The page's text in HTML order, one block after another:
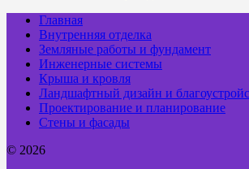
Главная
Внутренняя отделка
Земляные работы и фундамент
Инженерные системы
Крыша и кровля
Ландшафтный дизайн и
Проектирование и планирование
Стены и фасады
© 2026